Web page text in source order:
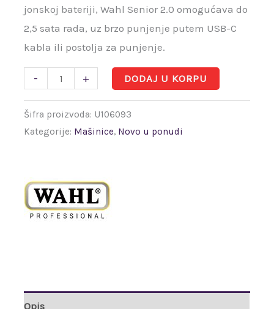
jonskoj bateriji, Wahl Senior 2.0 omogućava do
2,5 sata rada, uz brzo punjenje putem USB-C
kabla ili postolja za punjenje.
- + DODAJ U KORPU
Šifra proizvoda: U106093
Kategorije: Mašinice, Novo u ponudi
Opis